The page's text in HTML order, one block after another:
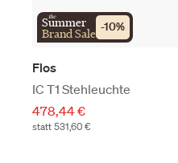
the
Summer
Brand Sale -10%
Flos
IC T1 Stehleuchte
478,44 €
statt 531,60 €